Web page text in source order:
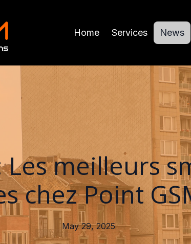
Home Services News
meilleurs
chez Point
May 29, 2025